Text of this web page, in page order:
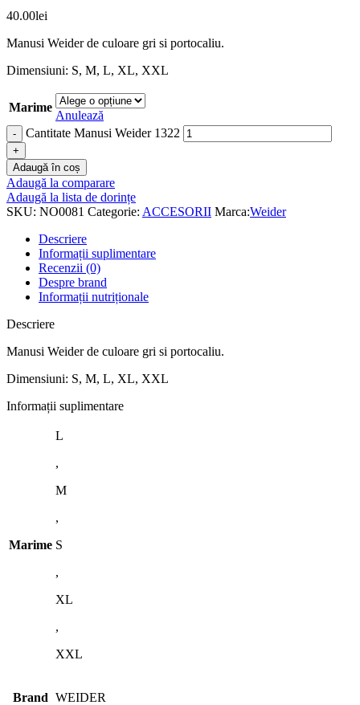
40.00lei
Manusi Weider de culoare gri si portocaliu.
Dimensiuni: S, M, L, XL, XXL
Marime
Anulează
Cantitate Manusi Weider 1322
Adaugă în coș
Adaugă la comparare
Adaugă la lista de dorințe
SKU: NO0081 Categorie: ACCESORII Marca:Weider
Descriere
Informații suplimentare
Recenzii (0)
Despre brand
Informații nutriționale
Descriere
Manusi Weider de culoare gri si portocaliu.
Dimensiuni: S, M, L, XL, XXL
Informații suplimentare
Marime
L
,
M
,
S
,
XL
,
XXL
Brand WEIDER